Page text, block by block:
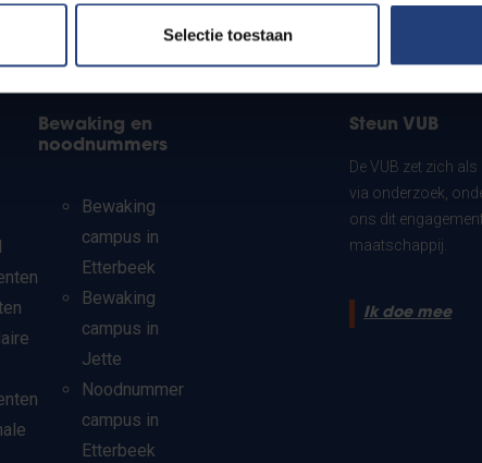
Selectie toestaan
Bewaking en
noodnummers
Bewaking
campus in
Etterbeek
Bewaking
campus in
Jette
Noodnummer
campus in
Etterbeek
Steun VUB
De VUB zet zich
via onderzoek,
ons dit
maatschappij.
Ik doe mee